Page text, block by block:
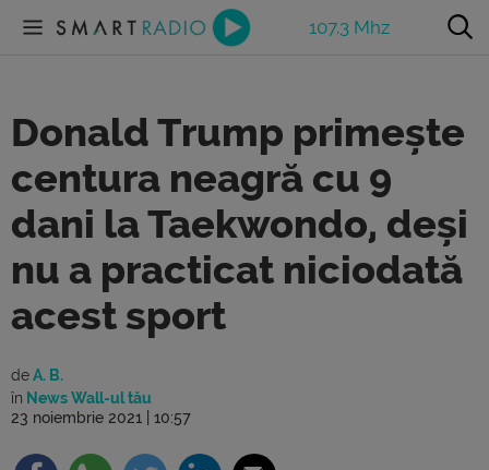
107.3 Mhz
Donald Trump primește
centura neagră cu 9
dani la Taekwondo, deși
nu a practicat niciodată
acest sport
deA. B.
în News Wall-ul tău
23 noiembrie 2021 | 10:57